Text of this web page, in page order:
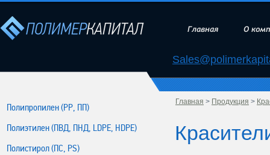
Главная О
Полипропилен (РР, ПП)
Полиэтилен (ПВД, ПНД, LDPE, HDPE)
Полистирол (ПС, PS)
Главная > Продукция >